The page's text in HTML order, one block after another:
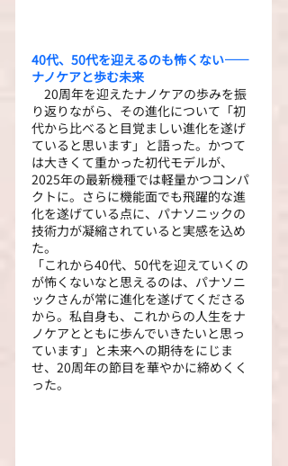
40代、50代を迎えるのも怖くない――
ナノケアと歩む未来
20周年を迎えたナノケアの歩みを振
り返りながら、その進化について「初
代から比べると目覚ましい進化を遂げ
ていると思います」と語った。かつて
は大きくて重かった初代モデルが、
2025年の最新機種では軽量かつコンパ
クトに。さらに機能面でも飛躍的な進
化を遂げている点に、パナソニックの
技術力が凝縮されていると実感を込め
た。
「これから40代、50代を迎えていくの
が怖くないなと思えるのは、パナソニ
ックさんが常に進化を遂げてくださる
から。私自身も、これからの人生をナ
ノケアとともに歩んでいきたいと思っ
ています」と未来への期待をにじま
せ、20周年の節目を華やかに締めくく
った。